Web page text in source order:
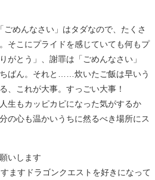
めんなさい」はタダなので、たくさ
そこにプライドを感じていても何もプ
がとう」、謝罪は「ごめんなさい」
ばん。それと……炊いたご飯は早いう
、これが大事。すっごい大事！
生もカッピカピになった気がするか
の心も温かいうちに然るべき場所にス
いします
ますドラゴンクエストを好きになって